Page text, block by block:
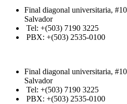
Final diagonal universitaria,
Salvador
Tel: +(503) 7190 3225
PBX: +(503) 2535-0100
Final diagonal universitaria,
Salvador
Tel: +(503) 7190 3225
PBX: +(503) 2535-0100